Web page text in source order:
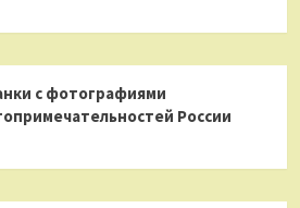
с фотографиями
России